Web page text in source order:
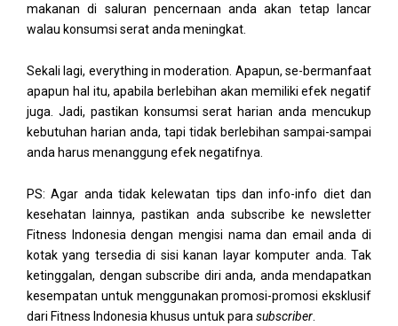
makanan di saluran pencernaan anda akan tetap lancar
walau konsumsi serat anda meningkat.
Sekali lagi, everything in moderation. Apapun, se-bermanfaat
apapun hal itu, apabila berlebihan akan memiliki efek negatif
juga. Jadi, pastikan konsumsi serat harian anda mencukup
kebutuhan harian anda, tapi tidak berlebihan sampai-sampai
anda harus menanggung efek negatifnya.
PS: Agar anda tidak kelewatan tips dan info-info diet dan
kesehatan lainnya, pastikan anda subscribe ke newsletter
Fitness Indonesia dengan mengisi nama dan email anda di
kotak yang tersedia di sisi kanan layar komputer anda. Tak
ketinggalan, dengan subscribe diri anda, anda mendapatkan
kesempatan untuk menggunakan promosi-promosi eksklusif
dari Fitness Indonesia khusus untuk para subscriber